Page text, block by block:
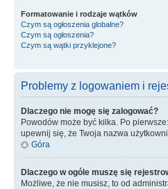
Formatowanie i rodzaje wątków
Czym są ogłoszenia globalne?
Czym są ogłoszenia?
Czym są wątki przyklejone?
Problemy z logowaniem i
Dlaczego nie mogę się zalogować?
Powodów może być kilka. Po
upewnij się, że Twoja nazwa
Góra
Dlaczego w ogóle muszę się
Możliwe, że nie musisz, to od